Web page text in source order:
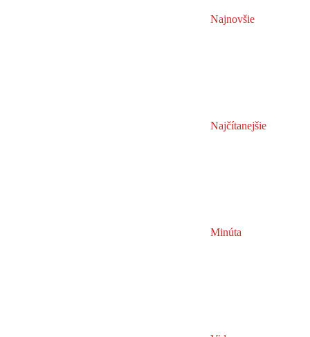
Najnovšie
Najčítanejšie
Minúta